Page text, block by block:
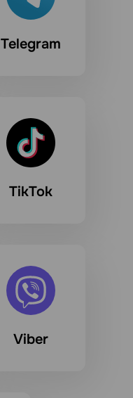
Telegram
TikTok
Viber